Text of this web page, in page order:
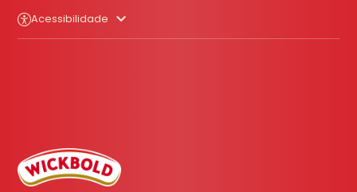
Acessibilidade